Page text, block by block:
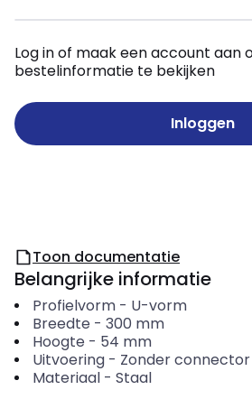
Log in of maak een account aan
bestelinformatie te bekijken
Inloggen
Toon documentatie
Belangrijke informatie
Profielvorm- U-vorm
Breedte - 300 mm
Hoogte - 54 mm
Uitvoering- Zonder connector
Materiaal- Staal